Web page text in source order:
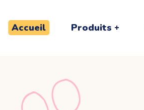
Accueil Produits